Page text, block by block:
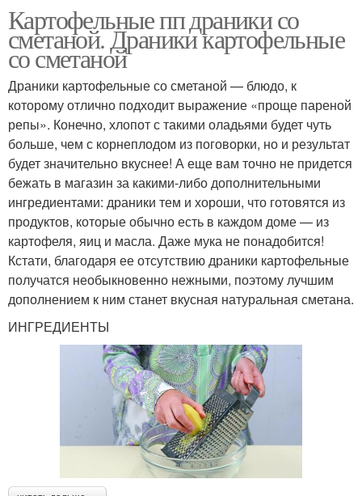
Картофельные пп драники со
сметаной. Драники картофельные
со сметаной
Драники картофельные со сметаной — блюдо, к
которому отлично подходит выражение «проще пареной
репы». Конечно, хлопот с такими оладьями будет чуть
больше, чем с корнеплодом из поговорки, но и результат
будет значительно вкуснее! А еще вам точно не придется
бежать в магазин за какими-либо дополнительными
ингредиентами: драники тем и хороши, что готовятся из
продуктов, которые обычно есть в каждом доме — из
картофеля, яиц и масла. Даже мука не понадобится!
Кстати, благодаря ее отсутствию драники картофельные
получатся необыкновенно нежными, поэтому лучшим
дополнением к ним станет вкусная натуральная сметана.
ИНГРЕДИЕНТЫ